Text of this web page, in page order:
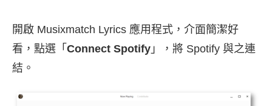
開啟 Musixmatch Lyrics 應用程式，介面簡潔好
看，點選「 Connect Spotify 」，將 Spotify 與之連
結。